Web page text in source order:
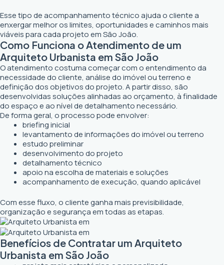
Esse tipo de acompanhamento técnico ajuda o cliente a
enxergar melhor os limites, oportunidades e caminhos mais
viáveis para cada projeto em São João.
Como Funciona o Atendimento de um
Arquiteto Urbanista em São João
O atendimento costuma começar com o entendimento da
necessidade do cliente, análise do imóvel ou terreno e
definição dos objetivos do projeto. A partir disso, são
desenvolvidas soluções alinhadas ao orçamento, à finalidade
do espaço e ao nível de detalhamento necessário.
De forma geral, o processo pode envolver:
briefing inicial
levantamento de informações do imóvel ou terreno
estudo preliminar
desenvolvimento do projeto
detalhamento técnico
apoio na escolha de materiais e soluções
acompanhamento de execução, quando aplicável
Com esse fluxo, o cliente ganha mais previsibilidade,
organização e segurança em todas as etapas.
Benefícios de Contratar um Arquiteto
Urbanista em São João